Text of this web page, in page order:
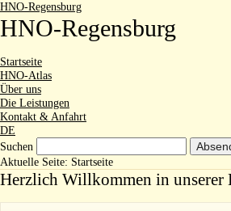
HNO-Regensburg
HNO-Regensburg
Startseite
HNO-Atlas
Über uns
Die Leistungen
Kontakt & Anfahrt
DE
Suchen
Aktuelle Seite: Startseite
Herzlich Willkommen in unserer